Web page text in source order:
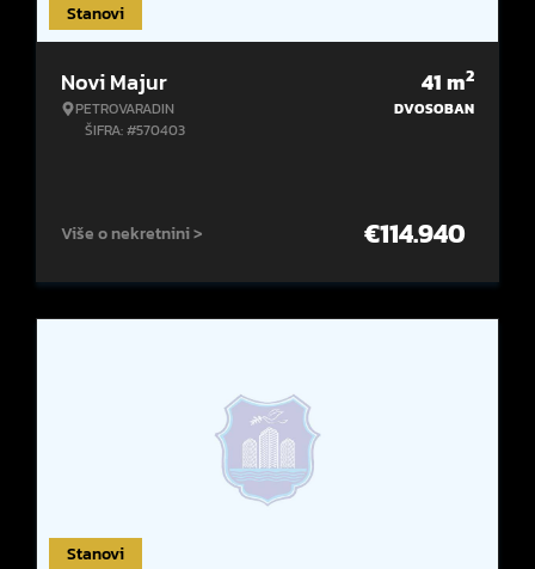
Stanovi
Novi Majur
PETROVARADIN
ŠIFRA: #570403
41m2
DVOSOBAN
Više o nekretnini > €114.940
Stanovi